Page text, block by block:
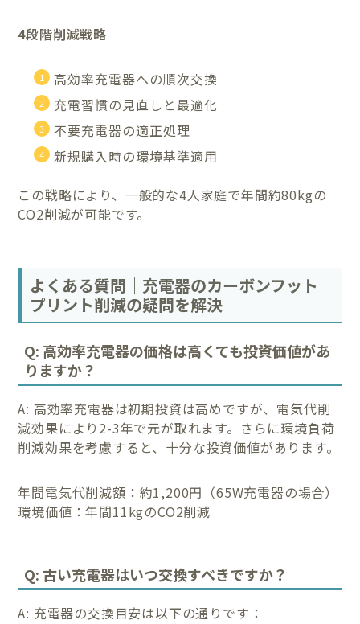
4段階削減戦略
高効率充電器への順次交換
充電習慣の見直しと最適化
不要充電器の適正処理
新規購入時の環境基準適用
この戦略により、一般的な4人家庭で年間約80kgの
CO2削減が可能です。
よくある質問｜充電器のカーボンフット
プリント削減の疑問を解決
Q: 高効率充電器の価格は高くても投資価値があ
りますか？
A: 高効率充電器は初期投資は高めですが、電気代削
減効果により2-3年で元が取れます。さらに環境負荷
削減効果を考慮すると、十分な投資価値があります。
年間電気代削減額：約1,200円（65W充電器の場合）
環境価値：年間11kgのCO2削減
Q: 古い充電器はいつ交換すべきですか？
A: 充電器の交換目安は以下の通りです：